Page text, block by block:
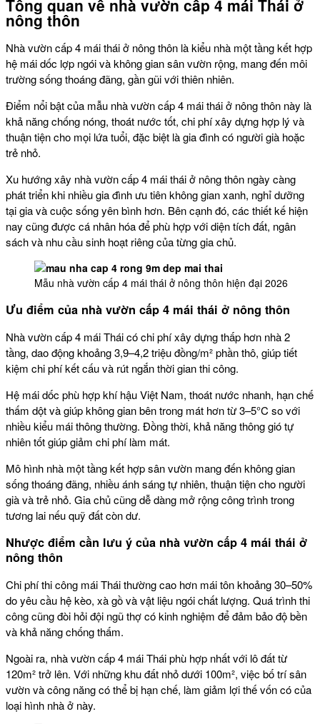
Tổng quan về nhà vườn cấp 4 mái Thái ở
nông thôn
Nhà vườn cấp 4 mái thái ở nông thôn là kiểu nhà một tầng kết hợp
hệ mái dốc lợp ngói và không gian sân vườn rộng, mang đến môi
trường sống thoáng đãng, gần gũi với thiên nhiên.
Điểm nổi bật của mẫu nhà vườn cấp 4 mái thái ở nông thôn này là
khả năng chống nóng, thoát nước tốt, chi phí xây dựng hợp lý và
thuận tiện cho mọi lứa tuổi, đặc biệt là gia đình có người già hoặc
trẻ nhỏ.
Xu hướng xây nhà vườn cấp 4 mái thái ở nông thôn ngày càng
phát triển khi nhiều gia đình ưu tiên không gian xanh, nghỉ dưỡng
tại gia và cuộc sống yên bình hơn. Bên cạnh đó, các thiết kế hiện
nay cũng được cá nhân hóa để phù hợp với diện tích đất, ngân
sách và nhu cầu sinh hoạt riêng của từng gia chủ.
Mẫu nhà vườn cấp 4 mái thái ở nông thôn hiện đại 2026
Ưu điểm của nhà vườn cấp 4 mái thái ở nông thôn
Nhà vườn cấp 4 mái Thái có chi phí xây dựng thấp hơn nhà 2
tầng, dao động khoảng 3,9–4,2 triệu đồng/m² phần thô, giúp tiết
kiệm chi phí kết cấu và rút ngắn thời gian thi công.
Hệ mái dốc phù hợp khí hậu Việt Nam, thoát nước nhanh, hạn chế
thấm dột và giúp không gian bên trong mát hơn từ 3–5°C so với
nhiều kiểu mái thông thường. Đồng thời, khả năng thông gió tự
nhiên tốt giúp giảm chi phí làm mát.
Mô hình nhà một tầng kết hợp sân vườn mang đến không gian
sống thoáng đãng, nhiều ánh sáng tự nhiên, thuận tiện cho người
già và trẻ nhỏ. Gia chủ cũng dễ dàng mở rộng công trình trong
tương lai nếu quỹ đất còn dư.
Nhược điểm cần lưu ý của nhà vườn cấp 4 mái thái ở
nông thôn
Chi phí thi công mái Thái thường cao hơn mái tôn khoảng 30–50%
do yêu cầu hệ kèo, xà gồ và vật liệu ngói chất lượng. Quá trình thi
công cũng đòi hỏi đội ngũ thợ có kinh nghiệm để đảm bảo độ bền
và khả năng chống thấm.
Ngoài ra, nhà vườn cấp 4 mái Thái phù hợp nhất với lô đất từ
120m² trở lên. Với những khu đất nhỏ dưới 100m², việc bố trí sân
vườn và công năng có thể bị hạn chế, làm giảm lợi thế vốn có của
loại hình nhà ở này.